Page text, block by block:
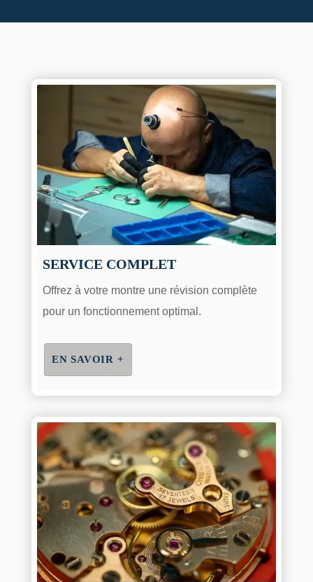
SERVICE COMPLET
Offrez à votre montre une révision complète
pour un fonctionnement optimal.
EN SAVOIR +